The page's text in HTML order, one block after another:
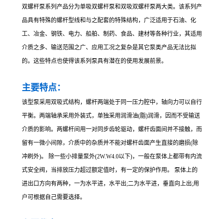
双螺杆泵系列产品分为单吸双螺杆泵和双吸双螺杆泵两大类。该系列产
品具有特殊的螺杆型线和与之配套的特殊结构，广泛适用于石油、化
工、冶金、钢铁、电力、船舶、制药、食品、建材等各种行业，其适用
介质之多、输送范围之广、应用工况之复杂是其它泵类产品无法比拟
的。这些特点也使得该系列泵具有潜在的使用发展前景。
主要特点：
该型泵采用双吸式结构，螺杆两端处于同一压力腔中，轴向力可以自行
平衡。两端轴承采用外装式，单独采用润滑油(脂)润滑，因而不受输送
介质的影响。两螺杆间用一对同步齿轮驱动，螺杆齿面间并不接触，而
留有一微小间隙，介质中的杂质并不能对螺杆齿面产生直接的磨损(除
冲刷外)。 除一些小排量泵外(2W.W4.0以下)，一般在泵体上都带有内流
式安全阀，当排放压力超过额定值时，有一定的保护作用。 泵体上的
进出口方向有两种，一为水平进，水平出;二为水平进，垂直向上出;用
户可根据自己需要选择。